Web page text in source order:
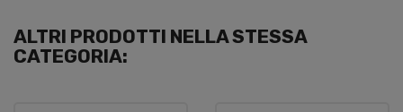
ALTRI PRODOTTI NELLA STESSA
CATEGORIA: